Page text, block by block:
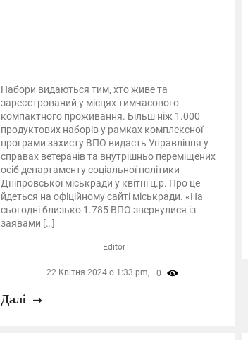
Набори видаються тим, хто живе та
зареєстрований у місцях тимчасового
компактного проживання. Більш ніж 1.000
продуктових наборів у рамках комплексної
програми захисту ВПО видасть Управління у
справах ветеранів та внутрішньо переміщених
осіб департаменту соціальної політики
Дніпровської міськради у квітні ц.р. Про це
йдеться на офіційному сайті міськради. «На
сьогодні близько 1.785 ВПО звернулися із
заявами […]
Editor
22 Квітня 2024 о 1:33 pm, 0
Далі